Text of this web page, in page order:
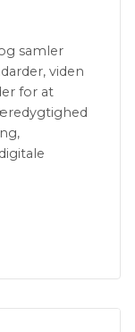
samler
viden
for at